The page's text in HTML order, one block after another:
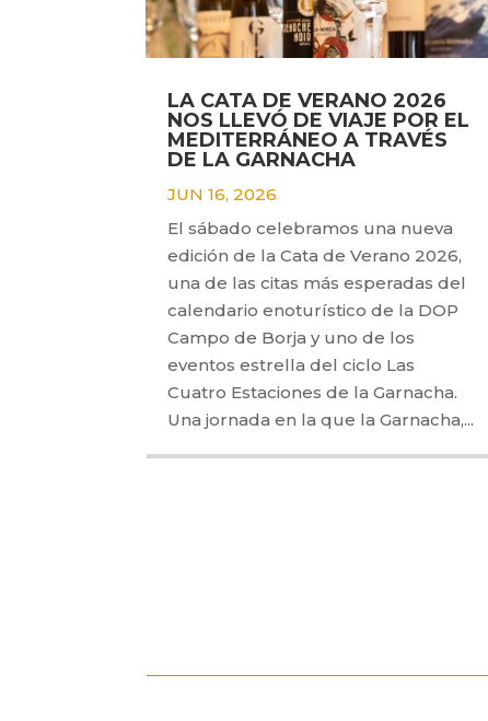
LA CATA DE VERANO 2026
NOS LLEVÓ DE VIAJE POR EL
MEDITERRÁNEO A TRAVÉS
DE LA GARNACHA
JUN 16, 2026
El sábado celebramos una nueva
edición de la Cata de Verano 2026,
una de las citas más esperadas del
calendario enoturístico de la DOP
Campo de Borja y uno de los
eventos estrella del ciclo Las
Cuatro Estaciones de la Garnacha.
Una jornada en la que la Garnacha,...